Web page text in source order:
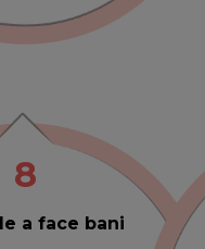
8
a face bani